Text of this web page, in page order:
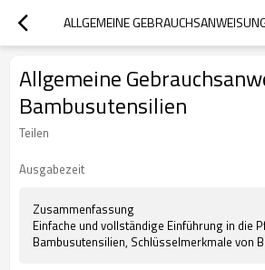
Allgemeine
Bambusutensilien
Teilen
Ausgabezeit
Zusammenfassung
Einfache und vollständige Einführung in die
Bambusutensilien, Schlüsselmerkmale von